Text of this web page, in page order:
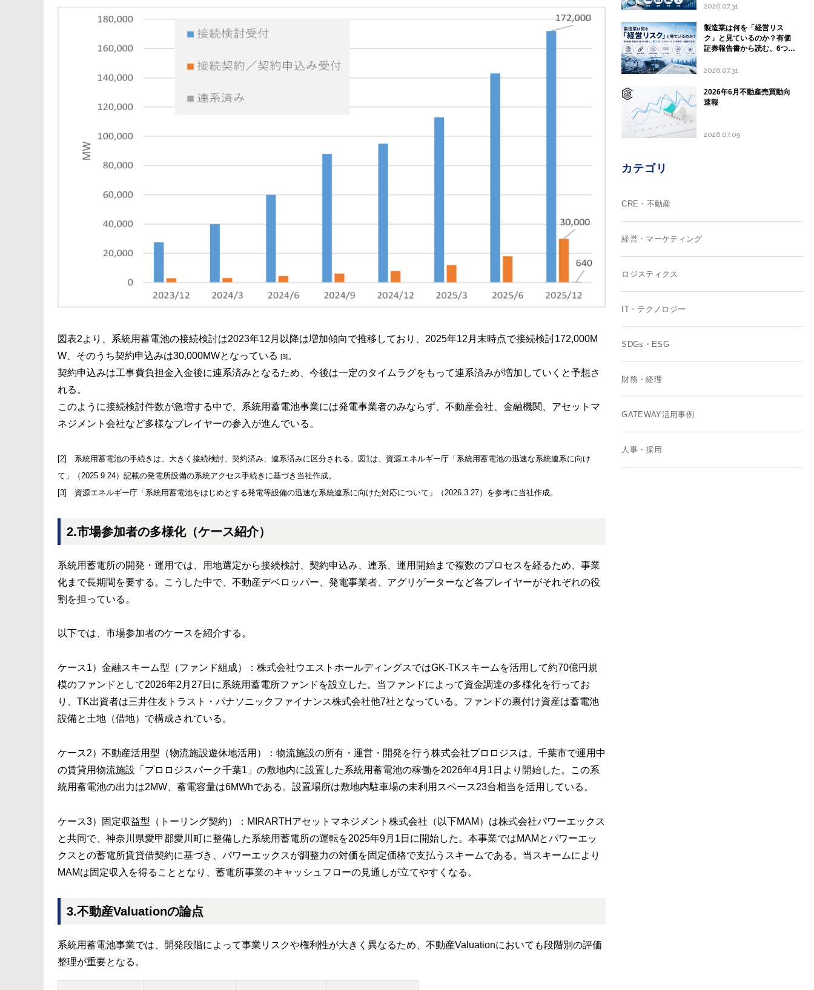
図表2より、系統用蓄電池の接続検討は2023年12月以降は増加傾向で推移しており、2025年12月末時点で接続検討172,000M
W、そのうち契約申込みは30,000MWとなっている [3]。
契約申込みは工事費負担金入金後に連系済みとなるため、今後は一定のタイムラグをもって連系済みが増加していくと予想さ
れる。
このように接続検討件数が急増する中で、系統用蓄電池事業には発電事業者のみならず、不動産会社、金融機関、アセットマ
ネジメント会社など多様なプレイヤーの参入が進んでいる。
[2] 系統用蓄電池の手続きは、大きく接続検討、契約済み、連系済みに区分される。図1は、資源エネルギー庁「系統用蓄電池の迅速な系統連系に向け
て」（2025.9.24）記載の発電所設備の系統アクセス手続きに基づき当社作成。
[3] 資源エネルギー庁「系統用蓄電池をはじめとする発電等設備の迅速な系統連系に向けた対応について」（2026.3.27）を参考に当社作成。
2.市場参加者の多様化（ケース紹介）
系統用蓄電所の開発・運用では、用地選定から接続検討、契約申込み、連系、運用開始まで複数のプロセスを経るため、事業
化まで長期間を要する。こうした中で、不動産デベロッパー、発電事業者、アグリゲーターなど各プレイヤーがそれぞれの役
割を担っている。
以下では、市場参加者のケースを紹介する。
ケース1）金融スキーム型（ファンド組成）：株式会社ウエストホールディングスではGK-TKスキームを活用して約70億円規
模のファンドとして2026年2月27日に系統用蓄電所ファンドを設立した。当ファンドによって資金調達の多様化を行ってお
り、TK出資者は三井住友トラスト・パナソニックファイナンス株式会社他7社となっている。ファンドの裏付け資産は蓄電池
設備と土地（借地）で構成されている。
ケース2）不動産活用型（物流施設遊休地活用）：物流施設の所有・運営・開発を行う株式会社プロロジスは、千葉市で運用中
の賃貸用物流施設「プロロジスパーク千葉1」の敷地内に設置した系統用蓄電池の稼働を2026年4月1日より開始した。この系
統用蓄電池の出力は2MW、蓄電容量は6MWhである。設置場所は敷地内駐車場の未利用スペース23台相当を活用している。
ケース3）固定収益型（トーリング契約）：MIRARTHアセットマネジメント株式会社（以下MAM）は株式会社パワーエックス
と共同で、神奈川県愛甲郡愛川町に整備した系統用蓄電所の運転を2025年9月1日に開始した。本事業ではMAMとパワーエッ
クスとの蓄電所賃貸借契約に基づき、パワーエックスが調整力の対価を固定価格で支払うスキームである。当スキームにより
MAMは固定収入を得ることとなり、蓄電所事業のキャッシュフローの見通しが立てやすくなる。
3.不動産Valuationの論点
系統用蓄電池事業では、開発段階によって事業リスクや権利性が大きく異なるため、不動産Valuationにおいても段階別の評価
整理が重要となる。
スク開示と経営課題
2026.07.31
製造業は何を「経営リス
ク」と見ているのか？有価
証券報告書から読む、6つの
商の変化
2026.07.31
2026年6月不動産売買動向
速報
2026.07.09
カテゴリ
CRE・不動産
経営・マーケティング
ロジスティクス
IT・テクノロジー
SDGs・ESG
財務・経理
GATEWAY活用事例
人事・採用